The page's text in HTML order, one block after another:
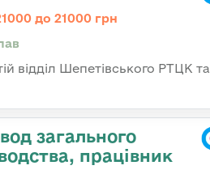
до 21000 грн
відділ Шепетівського РТЦК та
загального
працівник